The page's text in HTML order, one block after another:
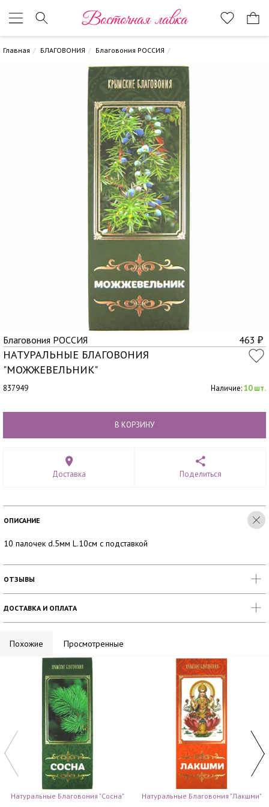
Восточная лавка
Главная БЛАГОВОНИЯ Благовония РОССИЯ
Благовония РОССИЯ 463 ₽
НАТУРАЛЬНЫЕ БЛАГОВОНИЯ
"МОЖЖЕВЕЛЬНИК"
837949 Наличие:10 шт.
В КОРЗИНУ
Доставка Поделиться
ОПИСАНИЕ
10 палочек d.5мм L.10см с подставкой
ОТЗЫВЫ
ДОСТАВКА И ОПЛАТА
Похожие Просмотренные
Натуральные Благовония "Сосна" Натуральные Благовония "Лакшми"